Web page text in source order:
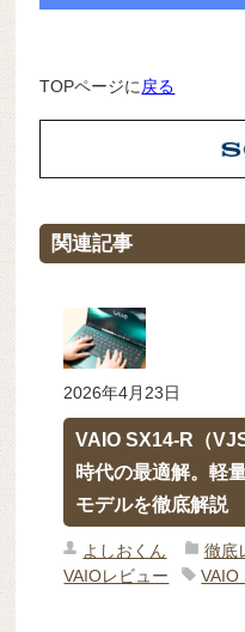
TOPページに戻る
関連記事
2026年4月23日
VAIO SX14-R（
時代の最適解。軽
モデルを徹底解説
よしおくん 徹底
VAIOレビュー
VAIO